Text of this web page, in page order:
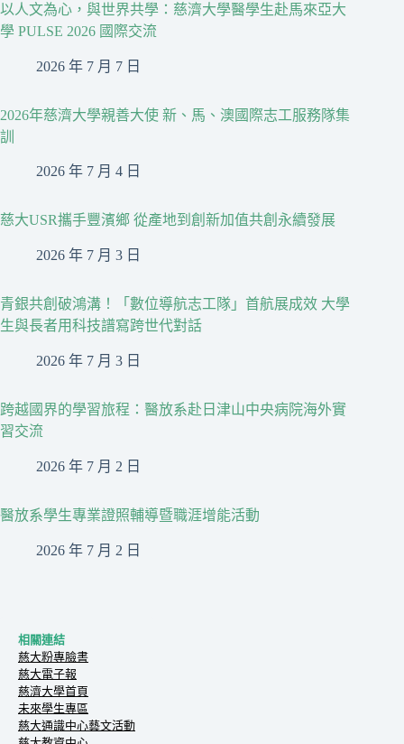
以人文為心，與世界共學：慈濟大學醫學生赴馬來亞大
學 PULSE 2026 國際交流
2026 年 7 月 7 日
2026年慈濟大學親善大使 新、馬、澳國際志工服務隊集
訓
2026 年 7 月 4 日
慈大USR攜手豐濱鄉 從產地到創新加值共創永續發展
2026 年 7 月 3 日
青銀共創破鴻溝！「數位導航志工隊」首航展成效 大學
生與長者用科技譜寫跨世代對話
2026 年 7 月 3 日
跨越國界的學習旅程：醫放系赴日津山中央病院海外實
習交流
2026 年 7 月 2 日
醫放系學生專業證照輔導暨職涯增能活動
2026 年 7 月 2 日
相關連結
慈大粉專臉書
慈大電子報
慈濟大學首頁
未來學生專區
慈大通識中心藝文活動